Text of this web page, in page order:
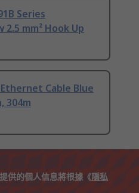
Series
2.5 mm² Hook Up
Cable Blue
304m
供的個人信息將根據《隱私